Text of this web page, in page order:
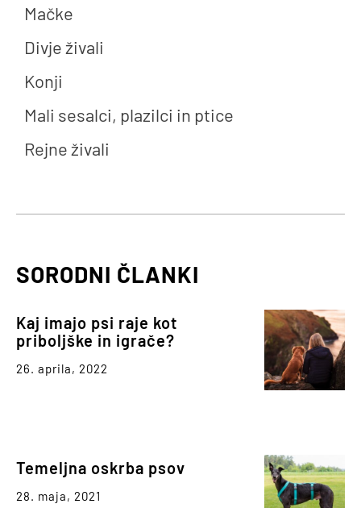
Mačke
Divje živali
Konji
Mali sesalci, plazilci in ptice
Rejne živali
SORODNI ČLANKI
Kaj imajo psi raje kot
priboljške in igrače?
26. aprila, 2022
Temeljna oskrba psov
28. maja, 2021